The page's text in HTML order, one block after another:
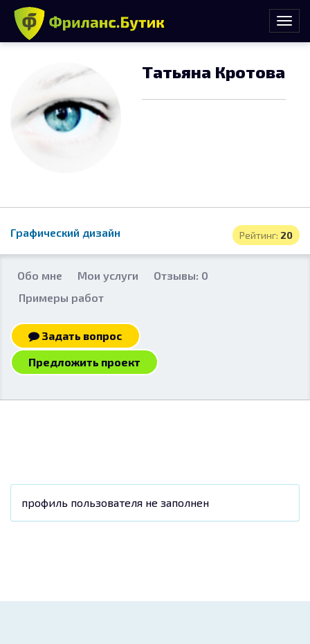
Татьяна Кротова
Рейтинг: 20
Графический дизайн
Обо мне Мои услуги
Отзывы: 0
Примеры работ
Задать вопрос
Предложить проект
профиль пользователя не заполнен